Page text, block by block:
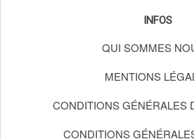
INFOS
QUI SOMMES
MENTIONS
CONDITIONS GÉNÉRALES
CONDITIONS